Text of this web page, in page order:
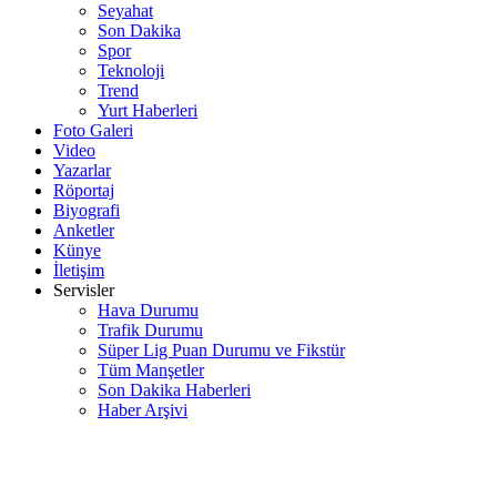
Seyahat
Son Dakika
Spor
Teknoloji
Trend
Yurt Haberleri
Foto Galeri
Video
Yazarlar
Röportaj
Biyografi
Anketler
Künye
İletişim
Servisler
Hava Durumu
Trafik Durumu
Süper Lig Puan Durumu ve Fikstür
Tüm Manşetler
Son Dakika Haberleri
Haber Arşivi